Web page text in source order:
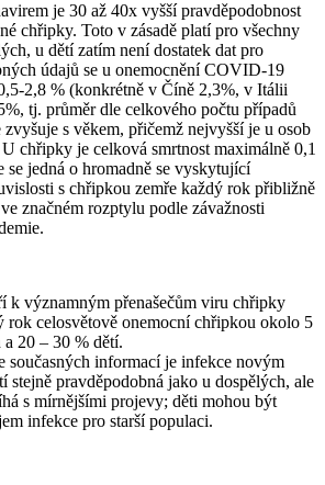
je 30 až 40x vyšší pravděpodobnost
chřipky. Toto v zásadě platí pro všechny
u dětí zatím není dostatek dat pro
údajů se u onemocnění COVID-19
2,8 % (konkrétně v Číně 2,3%, v Itálii
tj. průměr dle celkového počtu případů
s věkem, přičemž nejvyšší je u osob
chřipky je celková smrtnost maximálně 0,1
jedná o hromadně se vyskytující
s chřipkou zemře každý rok přibližně
značném rozptylu podle závažnosti
k významným přenašečům viru chřipky
rok celosvětově onemocní chřipkou okolo 5
20 – 30 % dětí.
informací je infekce novým
stejně pravděpodobná jako u dospělých, ale
s mírnějšími projevy; děti mohou být
infekce pro starší populaci.